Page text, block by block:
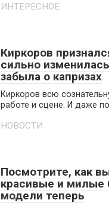
ИНТЕРЕСНОЕ
Киркоров
сильно
забыла о капризах
Киркоров всю
работе и сцене. И даже
НОВОСТИ
Посмотрите, как
красивые и милые
модели теперь